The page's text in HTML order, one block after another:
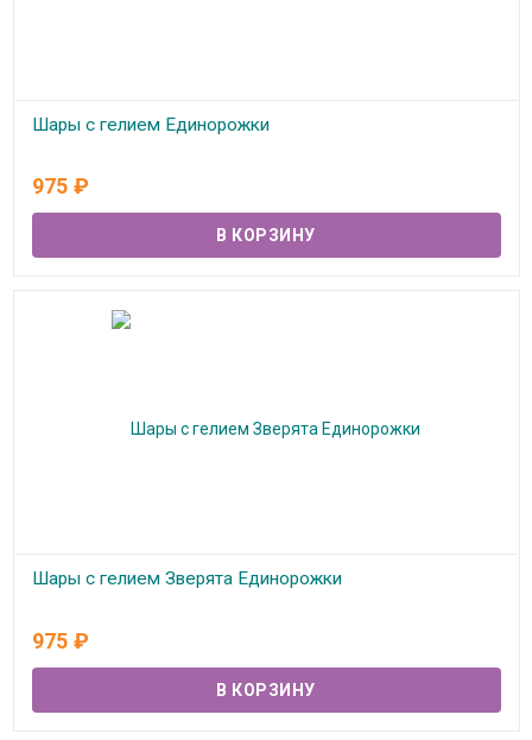
Шары с гелием Единорожки
975 ₽
Шары с гелием Зверята Единорожки
975 ₽